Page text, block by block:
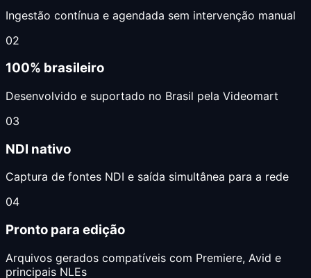
Ingestão contínua e agendada sem intervenção manual
02
100% brasileiro
Desenvolvido e suportado no Brasil pela Videomart
03
NDI nativo
Captura de fontes NDI e saída simultânea para a rede
04
Pronto para edição
Arquivos gerados compatíveis com Premiere, Avid e
principais NLEs